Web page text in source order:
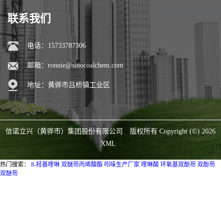
联系我们
电话：15733787306
邮箱： ronnie@sinocoalchem.com
地址：黄骅市吕桥镇工业区
信诺立兴（黄骅市）集团股份有限公司
版权所有 Copyright (©) 2026
XML
热门搜索： 8-羟基喹啉 双醚芴丙烯酸酯 吲哚生产厂家 喹啉酸 环氧基双酚芴 双酚芴
双醚芴